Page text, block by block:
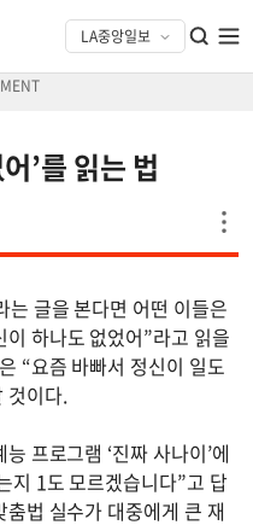
’를 읽는 법
는 글을 본다면 어떤 이들은
하나도 없었어”라고 읽을
“요즘 바빠서 정신이 일도
것이다.
프로그램 ‘진짜 사나이’에
지 1도 모르겠습니다”고 답
법 실수가 대중에게 큰 재